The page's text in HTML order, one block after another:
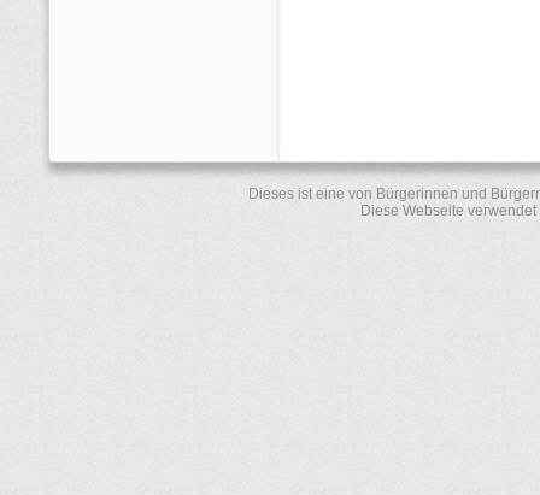
Dieses ist eine von Bürgerinnen und
Diese Webseite